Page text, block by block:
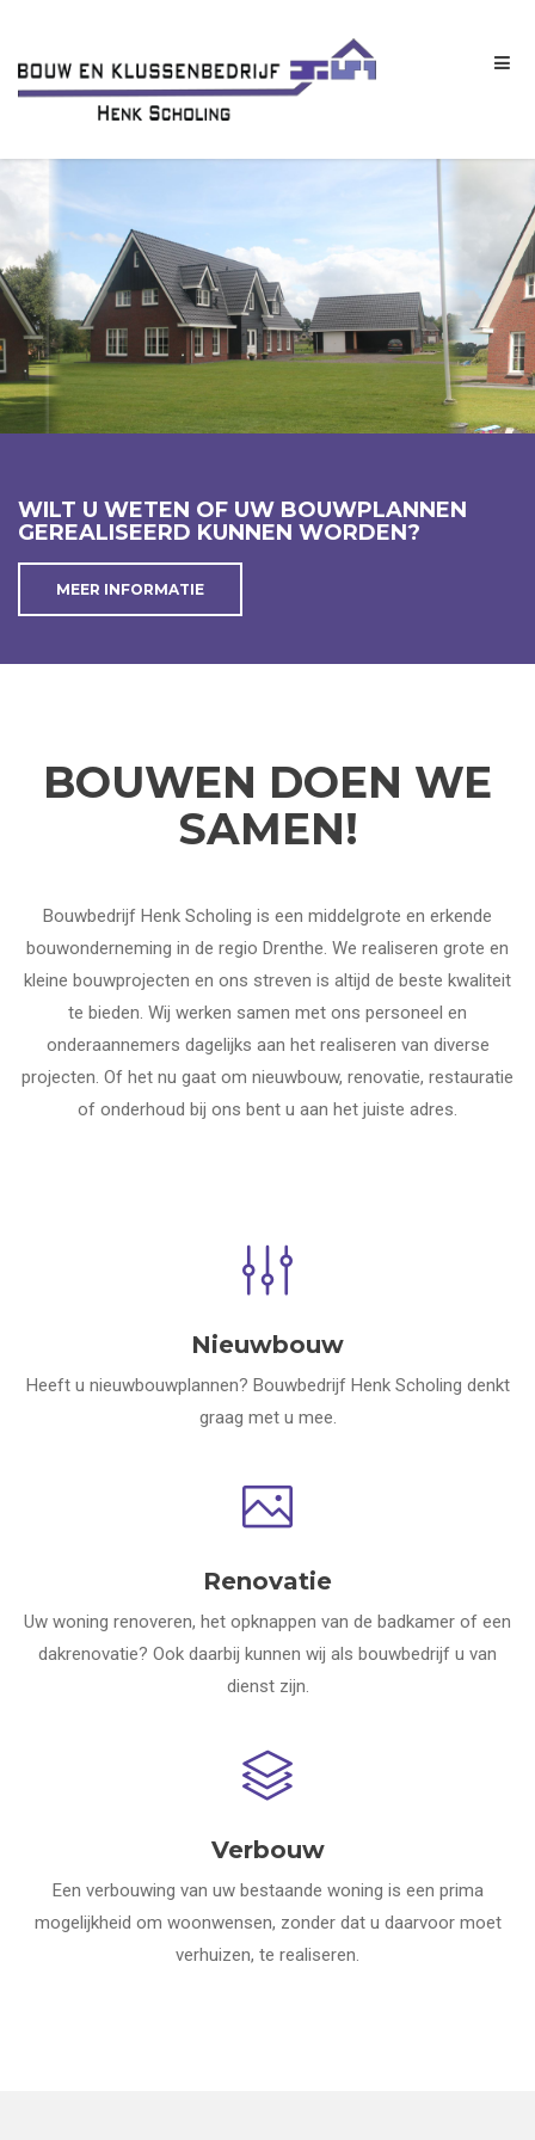
WILT U WETEN OF UW BOUWPLANNEN
GEREALISEERD KUNNEN WORDEN?
MEER INFORMATIE
BOUWEN DOEN WE
SAMEN!
Bouwbedrijf Henk Scholing is een middelgrote en erkende
bouwonderneming in de regio Drenthe. We realiseren grote en
kleine bouwprojecten en ons streven is altijd de beste kwaliteit
te bieden. Wij werken samen met ons personeel en
onderaannemers dagelijks aan het realiseren van diverse
projecten. Of het nu gaat om nieuwbouw, renovatie, restauratie
of onderhoud bij ons bent u aan het juiste adres.
Nieuwbouw
Heeft u nieuwbouwplannen? Bouwbedrijf Henk Scholing denkt
graag met u mee.
Renovatie
Uw woning renoveren, het opknappen van de badkamer of een
dakrenovatie? Ook daarbij kunnen wij als bouwbedrijf u van
dienst zijn.
Verbouw
Een verbouwing van uw bestaande woning is een prima
mogelijkheid om woonwensen, zonder dat u daarvoor moet
verhuizen, te realiseren.